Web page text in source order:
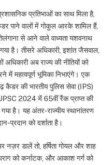
प्रतिभाओं का साथ मिला है,
पाने वालों में गोकुल आरके शामिल हैं,
से आने वाले वाध्यता यशवनाथ
है। तीसरे अधिकारी, इशांत जैसवाल,
अब राज्य की नीतियों को
महत्वपूर्ण भूमिका निभाएंगे। एक
कैडर की भारतीय पुलिस सेवा (IPS)
UPSC 2024 में 65वीं रैंक प्राप्त की
है। यह अंतर-राज्यीय स्थानांतरण
को दर्शाता है।
डालें तो, हर्षिता गोयल और शाह
पराग को कर्नाटक, और आकाश गर्ग को